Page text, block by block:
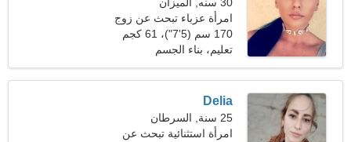
امرأة عزباء تبحث عن زوج
170 سم (5'7")، 61 كجم
(134 رطلا)
تعليم، بناء الجسم
Delia
25 سنة, السرطان
امرأة استثنائية تبحث عن